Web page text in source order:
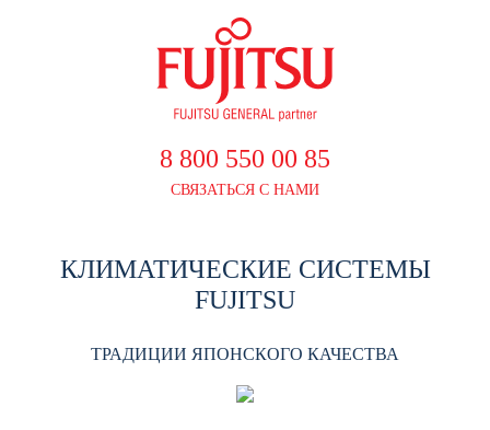
8 800 550 00 85
СВЯЗАТЬСЯ С НАМИ
КЛИМАТИЧЕСКИЕ СИСТЕМЫ
FUJITSU
ТРАДИЦИИ ЯПОНСКОГО КАЧЕСТВА